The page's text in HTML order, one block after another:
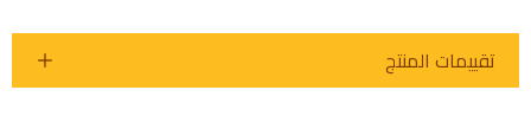
تقييمات المنتج